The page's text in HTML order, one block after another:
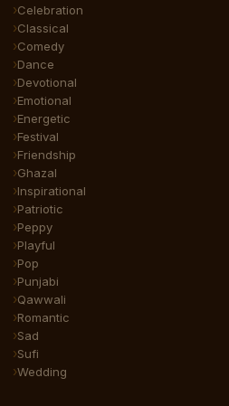
Celebration
Classical
Comedy
Dance
Devotional
Emotional
Energetic
Festival
Friendship
Ghazal
Inspirational
Patriotic
Peppy
Playful
Pop
Punjabi
Qawwali
Romantic
Sad
Sufi
Wedding